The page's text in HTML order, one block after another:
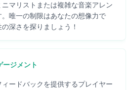
マリストまたは複雑な音楽アレン
唯一の制限はあなたの想像力で
深さを探りましょう！
ージメント
ードバックを提供するプレイヤー